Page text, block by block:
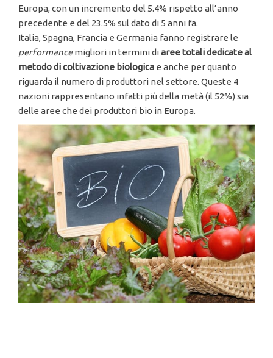
Europa, con un incremento del 5.4% rispetto all’anno
precedente e del 23.5% sul dato di 5 anni fa.
Italia, Spagna, Francia e Germania fanno registrare le
performancemigliori in termini diaree totali dedicate al
metodo di coltivazione biologica e anche per quanto
riguarda il numero di produttori nel settore. Queste 4
nazioni rappresentano infatti più della metà (il 52%) sia
delle aree che dei produttori bio in Europa.